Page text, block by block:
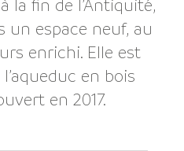
la fin de l’Antiquité,
un espace neuf, au
enrichi. Elle est
en bois
en 2017.